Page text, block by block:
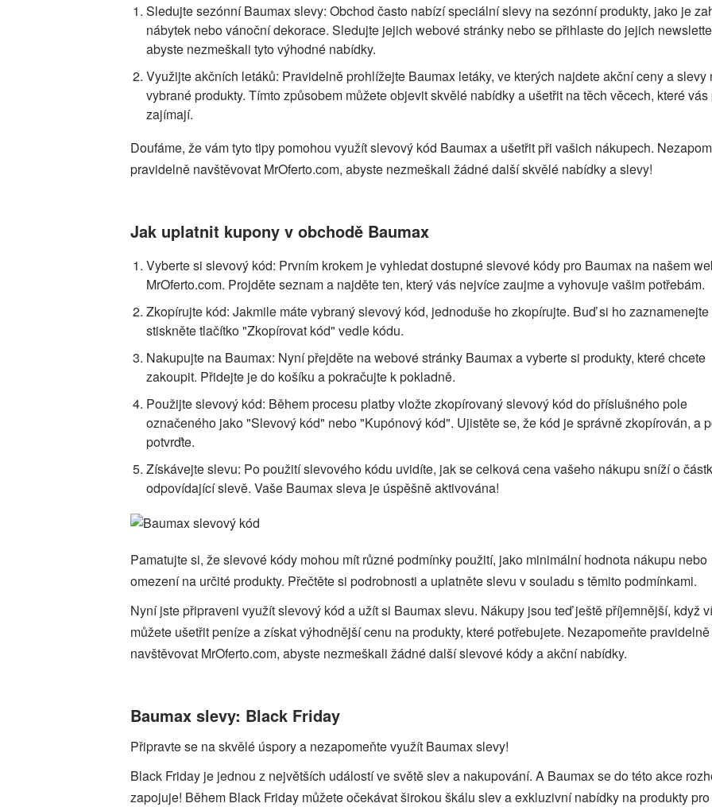
Sledujte sezónní Baumax slevy: Obchod často nabízí speciální slevy na sezónní produkty, jako je
nábytek nebo vánoční dekorace. Sledujte jejich webové stránky nebo se přihlaste do jejich
abyste nezmeškali tyto výhodné nabídky.
Využijte akčních letáků: Pravidelně prohlížejte Baumax letáky, ve kterých najdete akční ceny a slevy
vybrané produkty. Tímto způsobem můžete objevit skvělé nabídky a ušetřit na těch věcech, které vás
zajímají.
Doufáme, že vám tyto tipy pomohou využít slevový kód Baumax a ušetřit při vašich nákupech.
pravidelně navštěvovat MrOferto.com, abyste nezmeškali žádné další skvělé nabídky a slevy!
Jak uplatnit kupony v obchodě Baumax
Vyberte si slevový kód: Prvním krokem je vyhledat dostupné slevové kódy pro Baumax na našem
MrOferto.com. Projděte seznam a najděte ten, který vás nejvíce zaujme a vyhovuje vašim potřebám.
Zkopírujte kód: Jakmile máte vybraný slevový kód, jednoduše ho zkopírujte. Buď si ho
stiskněte tlačítko "Zkopírovat kód" vedle kódu.
Nakupujte na Baumax: Nyní přejděte na webové stránky Baumax a vyberte si produkty, které chcete
zakoupit. Přidejte je do košíku a pokračujte k pokladně.
Použijte slevový kód: Během procesu platby vložte zkopírovaný slevový kód do příslušného pole
označeného jako "Slevový kód" nebo "Kupónový kód". Ujistěte se, že kód je správně zkopírován, a
potvrďte.
Získávejte slevu: Po použití slevového kódu uvidíte, jak se celková cena vašeho nákupu sníží o
odpovídající slevě. Vaše Baumax sleva je úspěšně aktivována!
Pamatujte si, že slevové kódy mohou mít různé podmínky použití, jako minimální hodnota nákupu nebo
omezení na určité produkty. Přečtěte si podrobnosti a uplatněte slevu v souladu s těmito podmínkami.
Nyní jste připraveni využít slevový kód a užít si Baumax slevu. Nákupy jsou teď ještě příjemnější, když
můžete ušetřit peníze a získat výhodnější cenu na produkty, které potřebujete. Nezapomeňte pravidelně
navštěvovat MrOferto.com, abyste nezmeškali žádné další slevové kódy a akční nabídky.
Baumax slevy: Black Friday
Připravte se na skvělé úspory a nezapomeňte využít Baumax slevy!
Black Friday je jednou z největších událostí ve světě slev a nakupování. A Baumax se do této akce
zapojuje! Během Black Friday můžete očekávat širokou škálu slev a exkluzivní nabídky na produkty